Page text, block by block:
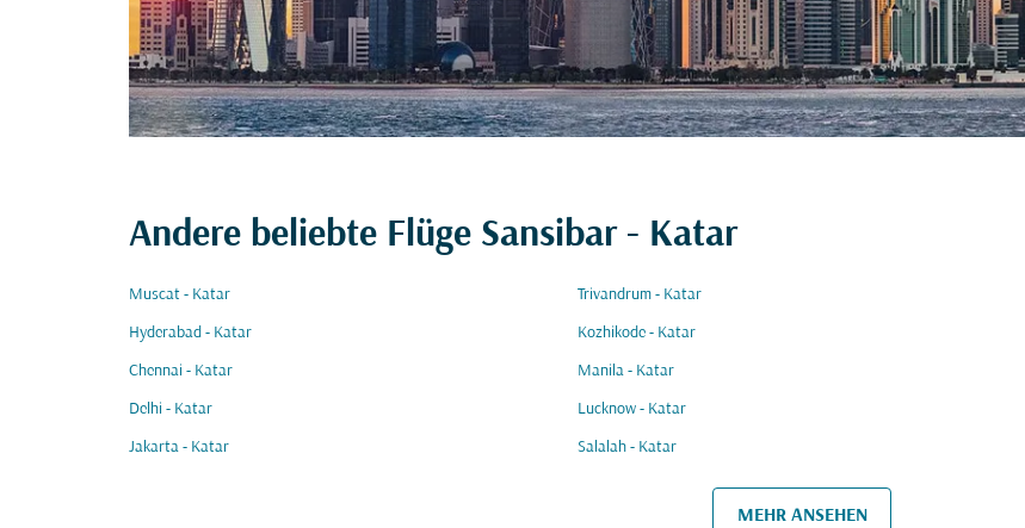
Andere beliebte Flüge Sansibar - Katar
Muscat - Katar Trivandrum - Katar
Hyderabad - Katar Kozhikode - Katar
Chennai - Katar Manila - Katar
Delhi - Katar Lucknow - Katar
Jakarta - Katar Salalah - Katar
MEHR ANSEHEN